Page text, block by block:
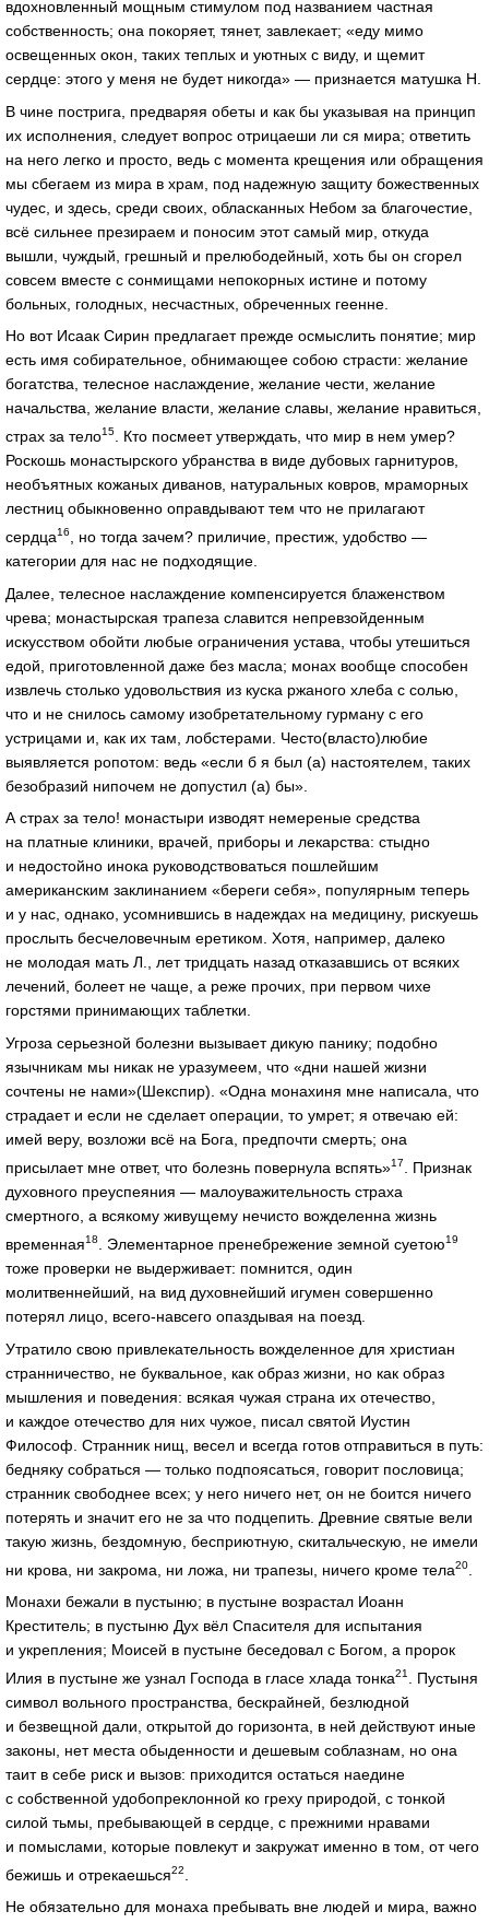
вдохновленный мощным стимулом под названием частная
собственность; она покоряет, тянет, завлекает; «еду мимо
освещенных окон, таких теплых и уютных с виду, и щемит
сердце: этого у меня не будет никогда» — признается матушка Н.
В чине пострига, предваряя обеты и как бы указывая на принцип
их исполнения, следует вопрос отрицаеши ли ся мира; ответить
на него легко и просто, ведь с момента крещения или обращения
мы сбегаем из мира в храм, под надежную защиту божественных
чудес, и здесь, среди своих, обласканных Небом за благочестие,
всё сильнее презираем и поносим этот самый мир, откуда
вышли, чуждый, грешный и прелюбодейный, хоть бы он сгорел
совсем вместе с сонмищами непокорных истине и потому
больных, голодных, несчастных, обреченных геенне.
Но вот Исаак Сирин предлагает прежде осмыслить понятие; мир
есть имя собирательное, обнимающее собою страсти: желание
богатства, телесное наслаждение, желание чести, желание
начальства, желание власти, желание славы, желание нравиться,
страх за тело15
. Кто посмеет утверждать, что мир в нем умер?
Роскошь монастырского убранства в виде дубовых гарнитуров,
необъятных кожаных диванов, натуральных ковров, мраморных
лестниц обыкновенно оправдывают тем что не прилагают
сердца16
, но тогда зачем? приличие, престиж, удобство —
категории для нас не подходящие.
Далее, телесное наслаждение компенсируется блаженством
чрева; монастырская трапеза славится непревзойденным
искусством обойти любые ограничения устава, чтобы утешиться
едой, приготовленной даже без масла; монах вообще способен
извлечь столько удовольствия из куска ржаного хлеба с солью,
что и не снилось самому изобретательному гурману с его
устрицами и, как их там, лобстерами. Често(власто)любие
выявляется ропотом: ведь «если б я был (а) настоятелем, таких
безобразий нипочем не допустил (а) бы».
А страх за тело! монастыри изводят немереные средства
на платные клиники, врачей, приборы и лекарства: стыдно
и недостойно инока руководствоваться пошлейшим
американским заклинанием «береги себя», популярным теперь
и у нас, однако, усомнившись в надеждах на медицину, рискуешь
прослыть бесчеловечным еретиком. Хотя, например, далеко
не молодая мать Л., лет тридцать назад отказавшись от всяких
лечений, болеет не чаще, а реже прочих, при первом чихе
горстями принимающих таблетки.
Угроза серьезной болезни вызывает дикую панику; подобно
язычникам мы никак не уразумеем, что «дни нашей жизни
сочтены не нами»(Шекспир). «Одна монахиня мне написала, что
страдает и если не сделает операции, то умрет; я отвечаю ей:
имей веру, возложи всё на Бога, предпочти смерть; она
присылает мне ответ, что болезнь повернула вспять»17
. Признак
духовного преуспеяния — малоуважительность страха
смертного, а всякому живущему нечисто вожделенна жизнь
временная18 . Элементарное пренебрежение земной суетою19
тоже проверки не выдерживает: помнится, один
молитвеннейший, на вид духовнейший игумен совершенно
потерял лицо, всего‑навсего опаздывая на поезд.
Утратило свою привлекательность вожделенное для христиан
странничество, не буквальное, как образ жизни, но как образ
мышления и поведения: всякая чужая страна их отечество,
и каждое отечество для них чужое, писал святой Иустин
Философ. Странник нищ, весел и всегда готов отправиться в путь:
бедняку собраться — только подпоясаться, говорит пословица;
странник свободнее всех; у него ничего нет, он не боится ничего
потерять и значит его не за что подцепить. Древние святые вели
такую жизнь, бездомную, бесприютную, скитальческую, не имели
ни крова, ни закрома, ни ложа, ни трапезы, ничего кроме тела20
Монахи бежали в пустыню; в пустыне возрастал Иоанн
Креститель; в пустыню Дух вёл Спасителя для испытания
и укрепления; Моисей в пустыне беседовал с Богом, а пророк
Илия в пустыне же узнал Господа в гласе хлада тонка21
. Пустыня
символ вольного пространства, бескрайней, безлюдной
и безвещной дали, открытой до горизонта, в ней действуют иные
законы, нет места обыденности и дешевым соблазнам, но она
таит в себе риск и вызов: приходится остаться наедине
с собственной удобопреклонной ко греху природой, с тонкой
силой тьмы, пребывающей в сердце, с прежними нравами
и помыслами, которые повлекут и закружат именно в том, от чего
бежишь и отрекаешься22
Не обязательно для монаха пребывать вне людей и мира, важно